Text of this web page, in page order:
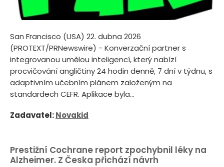
San Francisco (USA) 22. dubna 2026
(PROTEXT/PRNewswire) - Konverzační partner s
integrovanou umělou inteligencí, který nabízí
procvičování angličtiny 24 hodin denně, 7 dní v týdnu, s
adaptivním učebním plánem založeným na
standardech CEFR. Aplikace byla...
Zadavatel:Novakid
Prestižní Cochrane report zpochybnil léky na
Alzheimer. Z Česka přichází návrh